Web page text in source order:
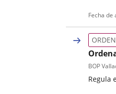
de
normativa
Fecha de
Regula
BOP